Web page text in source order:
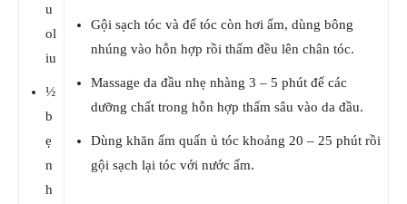
u
ol
iu
½
b
ẹ
n
h
Gội sạch tóc và để tóc còn hơi ẩm, dùng bông
nhúng vào hỗn hợp rồi thấm đều lên chân tóc.
Massage da đầu nhẹ nhàng 3 – 5 phút để các
dưỡng chất trong hỗn hợp thấm sâu vào da đầu.
Dùng khăn ấm quấn ủ tóc khoảng 20 – 25 phút rồi
gội sạch lại tóc với nước ấm.